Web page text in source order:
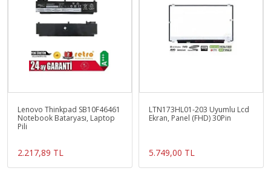
Lenovo Thinkpad SB10F46461
Notebook Bataryası, Laptop
Pili
2.217,89 TL
LTN173HL01-203 Uyumlu Lcd
Ekran, Panel (FHD) 30Pin
5.749,00 TL